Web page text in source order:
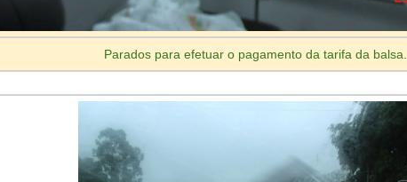
Parados para efetuar o pagamento da tarifa da balsa.